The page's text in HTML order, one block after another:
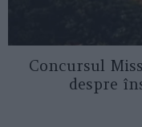
Concursul
despre